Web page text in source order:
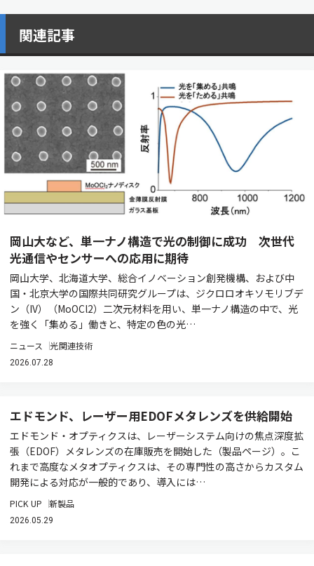
関連記事
岡山大など、単一ナノ構造で光の制御に成功 次世代
光通信やセンサーへの応用に期待
岡山大学、北海道大学、総合イノベーション創発機構、および中
国・北京大学の国際共同研究グループは、ジクロロオキソモリブデ
ン（IV）（MoOCl2）二次元材料を用い、単一ナノ構造の中で、光
を強く「集める」働きと、特定の色の光…
ニュース 光関連技術
2026.07.28
エドモンド、レーザー用EDOFメタレンズを供給開始
エドモンド・オプティクスは、レーザーシステム向けの焦点深度拡
張（EDOF）メタレンズの在庫販売を開始した（製品ページ）。こ
れまで高度なメタオプティクスは、その専門性の高さからカスタム
開発による対応が一般的であり、導入には…
PICK UP 新製品
2026.05.29